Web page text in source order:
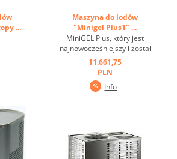
...
Maszyna do lodów
"Minigel Plus1" ...
MiniGEL Plus, który jest
najnowocześniejszy i został
opracowany, aby zawsze
zaskakiwać gości wyjątkowo
dobrymi lodami.
Zaprojektowana z myślą o
została ...
11.661,75
PLN
Info